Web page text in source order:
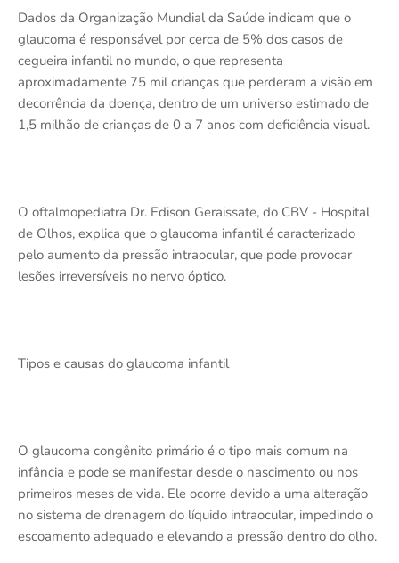
Dados da Organização Mundial da Saúde indicam que o
glaucoma é responsável por cerca de 5% dos casos de
cegueira infantil no mundo, o que representa
aproximadamente 75 mil crianças que perderam a visão em
decorrência da doença, dentro de um universo estimado de
1,5 milhão de crianças de 0 a 7 anos com deficiência visual.
O oftalmopediatra Dr. Edison Geraissate, do CBV - Hospital
de Olhos, explica que o glaucoma infantil é caracterizado
pelo aumento da pressão intraocular, que pode provocar
lesões irreversíveis no nervo óptico.
Tipos e causas do glaucoma infantil
O glaucoma congênito primário é o tipo mais comum na
infância e pode se manifestar desde o nascimento ou nos
primeiros meses de vida. Ele ocorre devido a uma alteração
no sistema de drenagem do líquido intraocular, impedindo o
escoamento adequado e elevando a pressão dentro do olho.